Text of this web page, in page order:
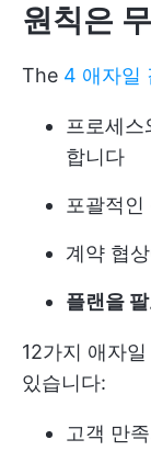
원칙은
The 4 애자일
프로세
합니다
포괄적
계약 협
플랜을
12가지 애자
있습니다:
고객 만